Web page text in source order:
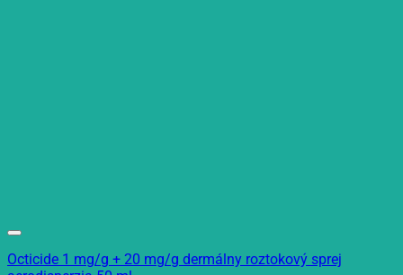
Octicide 1 mg/g + 20 mg/g dermálny roztokový sprej